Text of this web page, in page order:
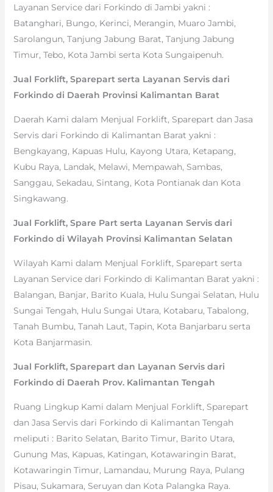
Layanan Service dari Forkindo di Jambi yakni :
Batanghari, Bungo, Kerinci, Merangin, Muaro Jambi,
Sarolangun, Tanjung Jabung Barat, Tanjung Jabung
Timur, Tebo, Kota Jambi serta Kota Sungaipenuh.
Jual Forklift, Sparepart serta Layanan Servis dari
Forkindo di Daerah Provinsi Kalimantan Barat
Daerah Kami dalam Menjual Forklift, Sparepart dan Jasa
Servis dari Forkindo di Kalimantan Barat yakni :
Bengkayang, Kapuas Hulu, Kayong Utara, Ketapang,
Kubu Raya, Landak, Melawi, Mempawah, Sambas,
Sanggau, Sekadau, Sintang, Kota Pontianak dan Kota
Singkawang.
Jual Forklift, Spare Part serta Layanan Servis dari
Forkindo di Wilayah Provinsi Kalimantan Selatan
Wilayah Kami dalam Menjual Forklift, Sparepart serta
Layanan Service dari Forkindo di Kalimantan Barat yakni :
Balangan, Banjar, Barito Kuala, Hulu Sungai Selatan, Hulu
Sungai Tengah, Hulu Sungai Utara, Kotabaru, Tabalong,
Tanah Bumbu, Tanah Laut, Tapin, Kota Banjarbaru serta
Kota Banjarmasin.
Jual Forklift, Sparepart dan Layanan Servis dari
Forkindo di Daerah Prov. Kalimantan Tengah
Ruang Lingkup Kami dalam Menjual Forklift, Sparepart
dan Jasa Servis dari Forkindo di Kalimantan Tengah
meliputi : Barito Selatan, Barito Timur, Barito Utara,
Gunung Mas, Kapuas, Katingan, Kotawaringin Barat,
Kotawaringin Timur, Lamandau, Murung Raya, Pulang
Pisau, Sukamara, Seruyan dan Kota Palangka Raya.